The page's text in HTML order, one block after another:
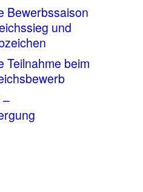
Bewerbssaison
und
Teilnahme beim
–